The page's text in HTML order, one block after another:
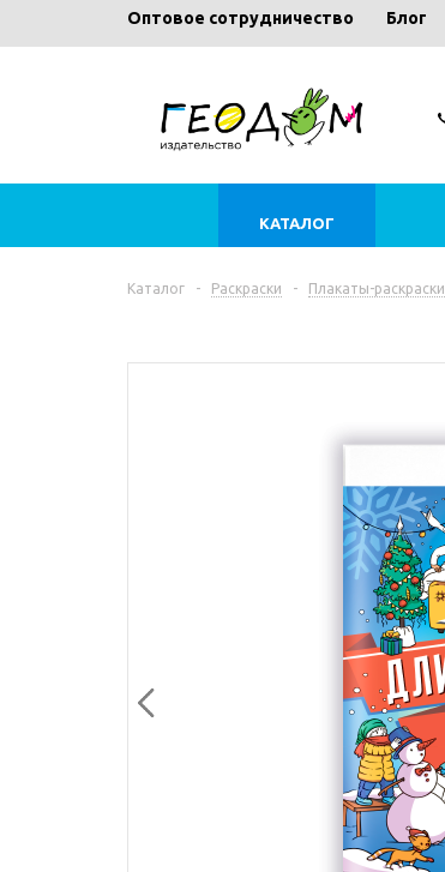
Оптовое сотрудничество Блог
КАТАЛОГ
Каталог - Раскраски - Плакаты-раскраски